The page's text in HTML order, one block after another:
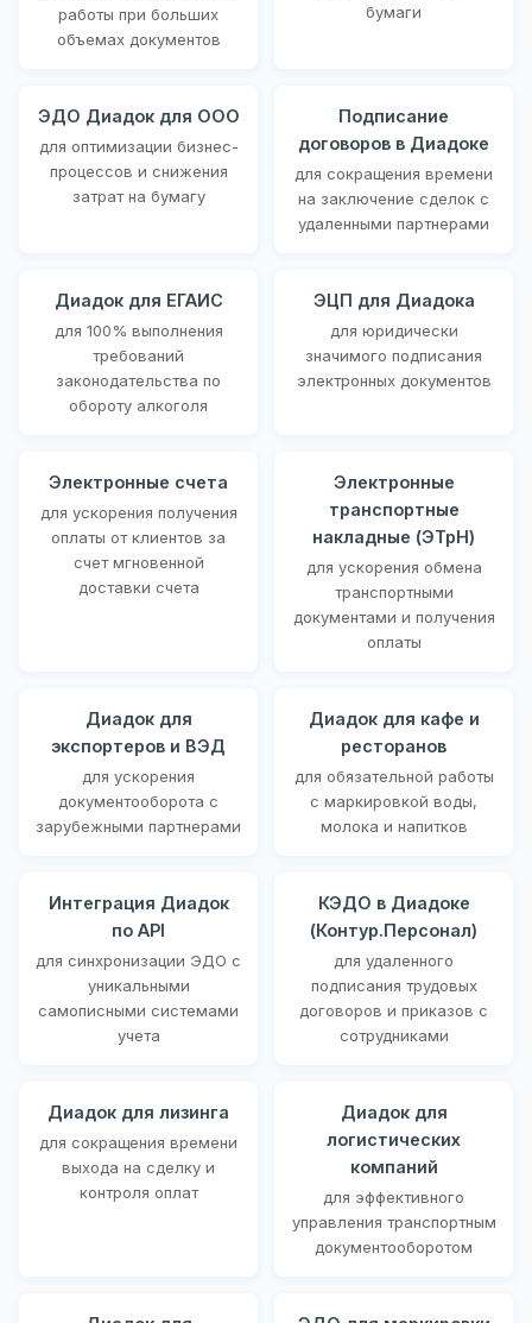
работы при больших
объемах документов
бумаги
ЭДО Диадок для ООО
для оптимизации бизнес-
процессов и снижения
затрат на бумагу
Подписание
договоров в Диадоке
для сокращения времени
на заключение сделок с
удаленными партнерами
Диадок для ЕГАИС
для 100% выполнения
требований
законодательства по
обороту алкоголя
ЭЦП для Диадока
для юридически
значимого подписания
электронных документов
Электронные счета
для ускорения получения
оплаты от клиентов за
счет мгновенной
доставки счета
Электронные
транспортные
накладные (ЭТрН)
для ускорения обмена
транспортными
документами и получения
оплаты
Диадок для
экспортеров и ВЭД
для ускорения
документооборота с
зарубежными партнерами
Диадок для кафе и
ресторанов
для обязательной работы
с маркировкой воды,
молока и напитков
Интеграция Диадок
по API
для синхронизации ЭДО с
уникальными
самописными системами
учета
КЭДО в Диадоке
(Контур.Персонал)
для удаленного
подписания трудовых
договоров и приказов с
сотрудниками
Диадок для лизинга
для сокращения времени
выхода на сделку и
контроля оплат
Диадок для
логистических
компаний
для эффективного
управления транспортным
документооборотом